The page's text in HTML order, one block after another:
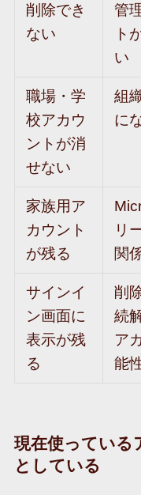
削除でき
ない
管
ト
い
職場・学
校アカウ
ントが消
せない
組
に
家族用ア
カウント
が残る
リ
関
サインイ
ン画面に
表示が残
る
削
続
ア
能
現在使っている
としている